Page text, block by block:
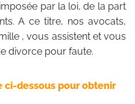
par la loi, de la part
A ce titre, nos avocats,
, vous assistent et vous
divorce pour faute.
ci-dessous pour obtenir